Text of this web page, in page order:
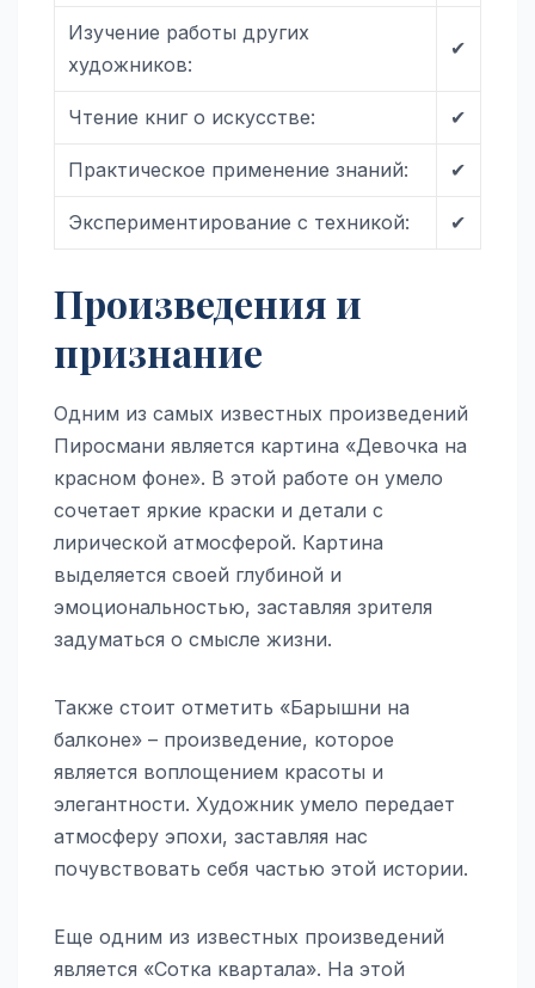
Изучение работы других
художников:
✔
Чтение книг о искусстве: ✔
Практическое применение знаний: ✔
Экспериментирование с техникой: ✔
Произведения и
признание
Одним из самых известных произведений
Пиросмани является картина «Девочка на
красном фоне». В этой работе он умело
сочетает яркие краски и детали с
лирической атмосферой. Картина
выделяется своей глубиной и
эмоциональностью, заставляя зрителя
задуматься о смысле жизни.
Также стоит отметить «Барышни на
балконе» – произведение, которое
является воплощением красоты и
элегантности. Художник умело передает
атмосферу эпохи, заставляя нас
почувствовать себя частью этой истории.
Еще одним из известных произведений
является «Сотка квартала». На этой